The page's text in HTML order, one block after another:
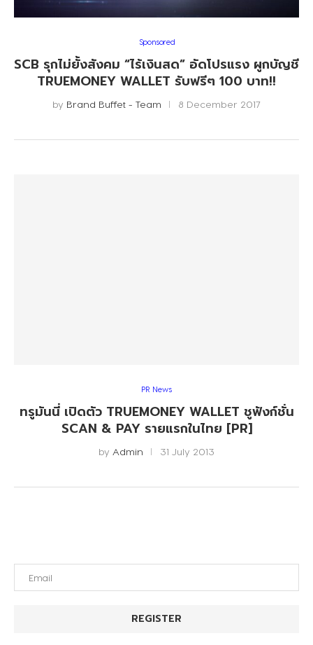
Sponsored
SCB รุกไม่ยั้งสังคม “ไร้เงินสด” อัดโปรแรง ผูกบัญชี
TRUEMONEY WALLET รับฟรีๆ 100 บาท!!
by Brand Buffet - Team 8 December 2017
PR News
ทรูมันนี่ เปิดตัว TRUEMONEY WALLET ชูฟังก์ชั่น
SCAN & PAY รายแรกในไทย [PR]
by Admin 31 July 2013